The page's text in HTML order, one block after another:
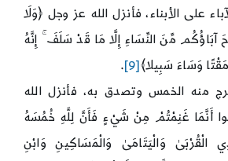
على الأبناء، فأنزل الله عز وجل ﴿وَلَا
آبَاؤُكُم مِّنَ النِّسَاءِ إِلَّا مَا قَدْ سَلَفَ ۚ إِنَّهُ
وَسَاءَ سَبِيلا﴾ [9]
.
منه الخمس وتصدق به، فأنزل الله
أَنَّمَا غَنِمْتُمْ مِنْ شَيْءٍ فَأَنَّ لِلَّهِ خُمُسَهُ
الْقُرْبَىٰ وَالْيَتَامَىٰ وَالْمَسَاكِينِ وَابْنِ